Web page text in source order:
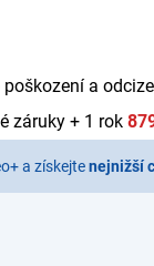
a
záruky + 1 rok
a získejtenejnižší